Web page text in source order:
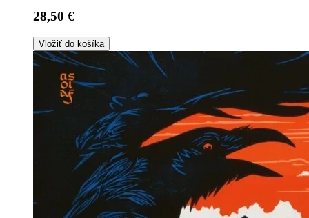
28,50 €
Vložiť do košíka